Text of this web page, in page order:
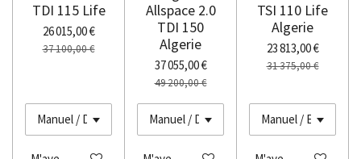
TDI 115 Life
26 015,00 €
37 100,00 €
Allspace 2.0
TDI 150
Algerie
37 055,00 €
49 200,00 €
TSI 110 Life
Algerie
23 813,00 €
31 375,00 €